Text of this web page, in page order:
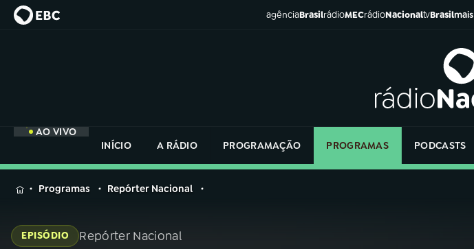
agênciaBrasilrádioMECrádioNacionaltvBrasilmais
AO VIVO
INÍCIO
A RÁDIO PROGRAMAÇÃO PROGRAMAS PODCASTS
MENU
na
Rádio
Programas Repórter Nacional
EPISÓDIO Repórter Nacional